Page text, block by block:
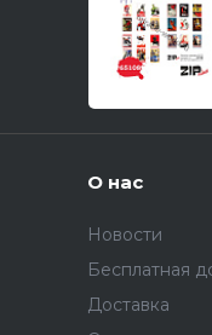
О нас
Новости
Бесплатная
Доставка